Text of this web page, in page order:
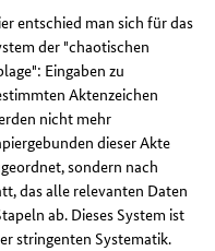
entschied man sich für das
der "chaotischen
Eingaben zu
Aktenzeichen
nicht mehr
dieser Akte
sondern nach
das alle relevanten Daten
ab. Dieses System ist
stringenten Systematik.